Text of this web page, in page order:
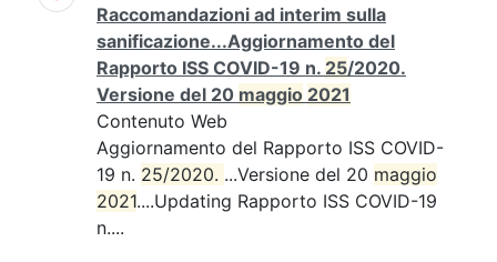
Raccomandazioni ad interim sulla
sanificazione...Aggiornamento del
Rapporto ISS COVID-19 n. 25/2020.
Versione del 20 maggio 2021
Contenuto Web
Aggiornamento del Rapporto ISS COVID-
19 n. 25/2020. ...Versione del 20 maggio
2021....Updating Rapporto ISS COVID-19
n....